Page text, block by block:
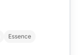
Essence